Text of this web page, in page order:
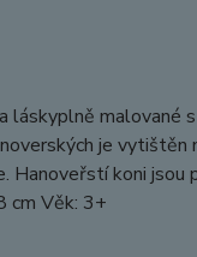
láskyplně malované
je vytištěn
koni jsou
cm Věk: 3+